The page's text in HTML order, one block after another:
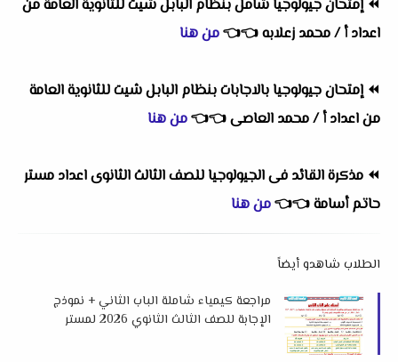
⏪إمتحان جيولوجيا شامل بنظام البابل شيت للثانوية العامة من
اعداد أ / محمد زعلابه👈
👈من هنا
⏪إمتحان جيولوجيا بالاجابات بنظام البابل شيت للثانوية العامة
من اعداد أ / محمد العاصى👈
👈من هنا
⏪ مذكرة القائد فى الجيولوجيا للصف الثالث الثانوى اعداد مستر
حاتم أسامة👈
👈من هنا
الطلاب شاهدو أيضاً
مراجعة كيمياء شاملة الباب الثاني + نموذج
الإجابة للصف الثالث الثانوي 2026 لمستر